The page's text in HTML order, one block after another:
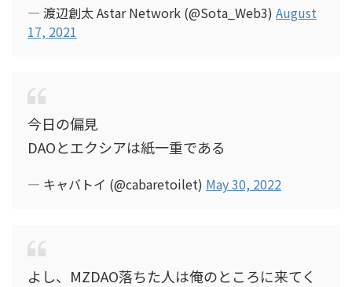
— 渡辺創太 Astar Network (@Sota_Web3) August
17, 2021
今日の偏見
DAOとエクシアは紙一重である
— キャバトイ (@cabaretoilet) May 30, 2022
よし、MZDAO落ちた人は俺のところに来てく